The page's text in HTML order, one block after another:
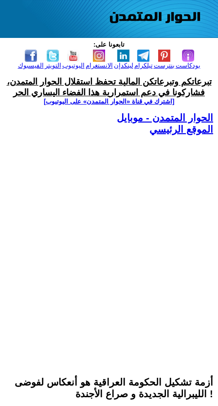
تابعونا على:
الفيسبوك التويتر اليوتيوب الانستغرام لينكدإن تيلكرامبنترست بودكاست
تبرعاتكم وتبرعاتكن المالية تحفظ استقلال الحوار المتمدن،
فشاركونا في دعم استمرارية هذا الفضاء اليساري الحر
[اشترك في قناة ‫«الحوار المتمدن» على اليوتيوب]
الحوار المتمدن - موبايل
الموقع الرئيسي
أزمة تشكيل الحكومة العراقية هو أنعكاس لفوضى
الليبرالية الجديدة و صراع الأجندة !